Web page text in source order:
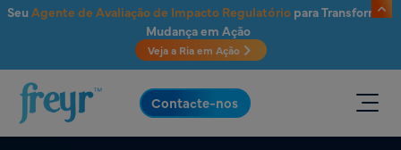
Saltar para o conteúdo principal
Seu Agente de Avaliação de Impacto Regulatóriopara Transformar
Mudança em Ação
Veja a Ria em Ação
.
Contacte-nos